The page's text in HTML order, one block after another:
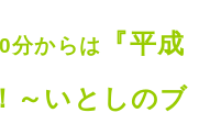
からは
『平成
～いとしのブ